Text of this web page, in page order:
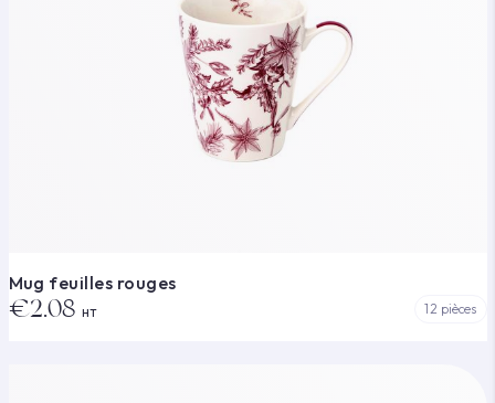
Mug feuilles rouges
€2.08 HT 12 pièces